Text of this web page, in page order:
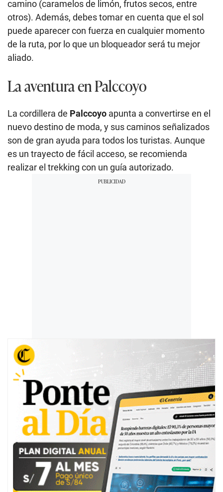
camino (caramelos de limón, frutos secos, entre
otros). Además, debes tomar en cuenta que el sol
puede aparecer con fuerza en cualquier momento
de la ruta, por lo que un bloqueador será tu mejor
aliado.
La aventura en Palccoyo
La cordillera de Palccoyo apunta a convertirse en el
nuevo destino de moda, y sus caminos señalizados
son de gran ayuda para todos los turistas. Aunque
es un trayecto de fácil acceso, se recomienda
realizar el trekking con un guía autorizado.